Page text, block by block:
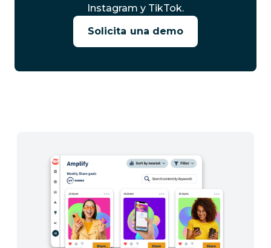
Instagram y TikTok.
Solicita una demo